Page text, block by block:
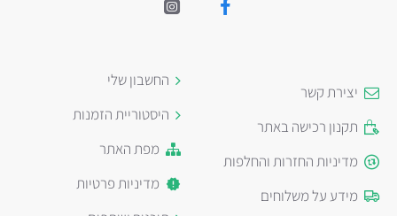
יצירת קשר
תקנון רכישה באתר
מדיניות החזרות והחלפות
מידע על משלוחים
החשבון שלי
היסטוריית הזמנות
מפת האתר
מדיניות פרטיות